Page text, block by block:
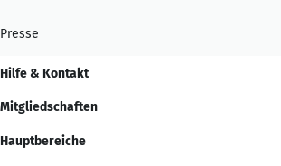
Presse
Hilfe & Kontakt
Mitgliedschaften
Hauptbereiche